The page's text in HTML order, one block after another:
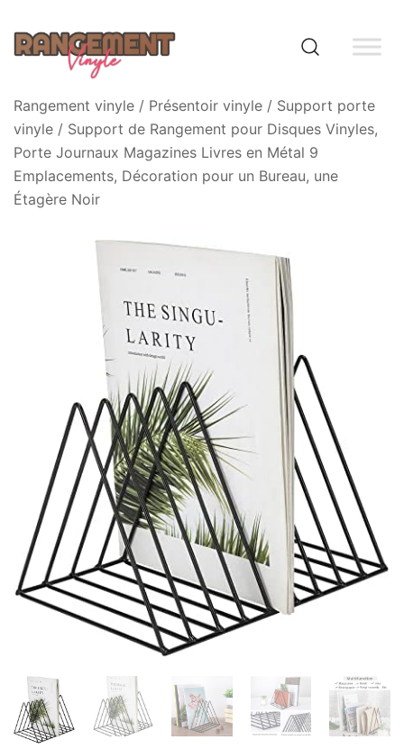
content
Rangement vinyle
Rangement vinyle / Présentoir vinyle / Support porte
vinyle / Support de Rangement pour Disques Vinyles,
Porte Journaux Magazines Livres en Métal 9
Emplacements, Décoration pour un Bureau, une
Étagère Noir